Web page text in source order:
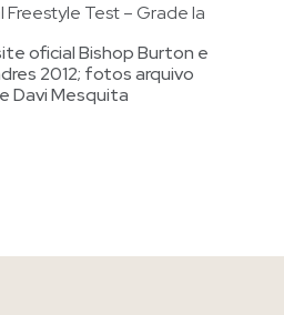
Freestyle Test – Grade Ia
oficial Bishop Burton e
2012; fotos arquivo
Davi Mesquita